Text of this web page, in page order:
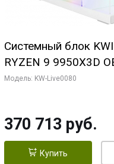
Системный блок
RYZEN 9 9950X3D
ОЗУ/ Palit RTX5080
Модель: KW-Live0080
370 713 руб.
Купить